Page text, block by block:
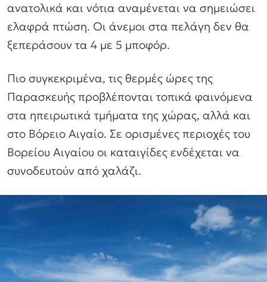
ανατολικά και νότια αναμένεται να σημειώσει
ελαφρά πτώση. Οι άνεμοι στα πελάγη δεν θα
ξεπεράσουν τα 4 με 5 μποφόρ.
Πιο συγκεκριμένα, τις θερμές ώρες της
Παρασκευής προβλέπονται τοπικά φαινόμενα
στα ηπειρωτικά τμήματα της χώρας, αλλά και
στο Βόρειο Αιγαίο. Σε ορισμένες περιοχές του
Βορείου Αιγαίου οι καταιγίδες ενδέχεται να
συνοδευτούν από χαλάζι.